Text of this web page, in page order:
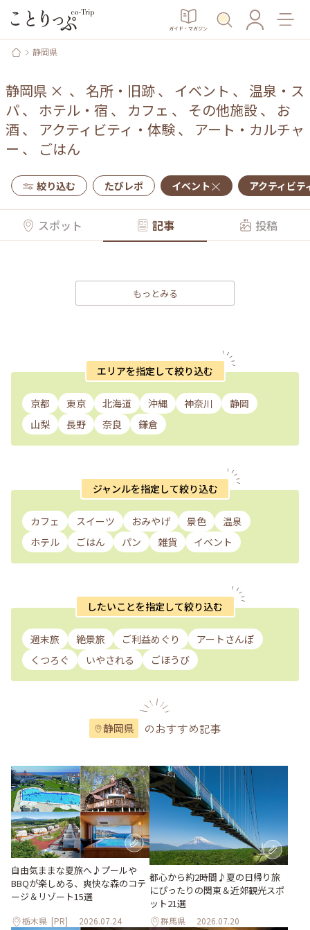
ガイド・マガジン
静岡県
静岡県 × 、 名所・旧跡、 イベント 、 温泉・ス
パ、 ホテル・宿 、 カフェ 、 その他施設、 お
酒 、 アクティビティ・体験、 アート・カルチャ
ー 、 ごはん
絞り込む たびレポ イベント アクティビテ
スポット 記事 投稿
もっとみる
エリアを指定して絞り込む
京都 東京 北海道 沖縄 神奈川
静岡
山梨
長野 奈良 鎌倉
ジャンルを指定して絞り込む
カフェ スイーツ おみやげ 景色
温泉
ホテル
ごはん パン 雑貨 イベント
したいことを指定して絞り込む
週末旅 絶景旅 ご利益めぐり
アートさんぽ
くつろぐ
いやされる ごほうび
静岡県 のおすすめ記事
自由気ままな夏旅へ♪プールや
BBQが楽しめる、爽快な森のコテ
ージ＆リゾート15選
栃木県 [PR] 2026.07.24
都心から約2時間♪夏の日帰り旅
にぴったりの関東＆近郊観光スポ
ット21選
群馬県 2026.07.20